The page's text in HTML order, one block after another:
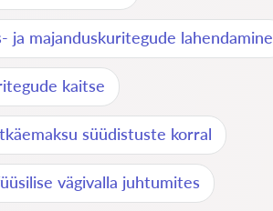
ja majanduskuritegude lahendamine
kaitse
süüdistuste korral
vägivalla juhtumites